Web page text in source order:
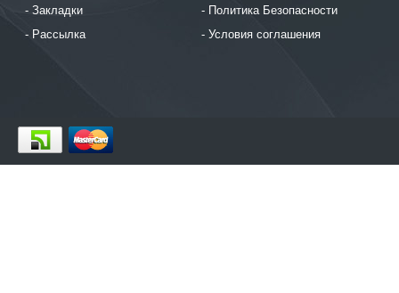
Закладки
Рассылка
Политика Безопасности
Условия соглашения